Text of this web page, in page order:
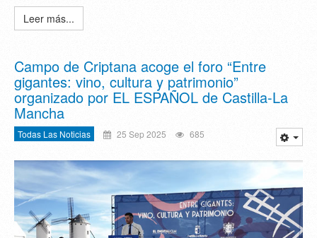
Leer más...
Campo de Criptana acoge el foro “Entre
gigantes: vino, cultura y patrimonio”
organizado por EL ESPAÑOL de Castilla-La
Mancha
Todas Las Noticias 25 Sep 2025 685